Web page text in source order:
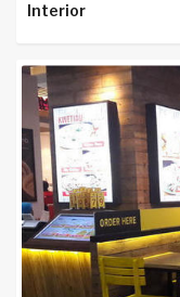
Interior